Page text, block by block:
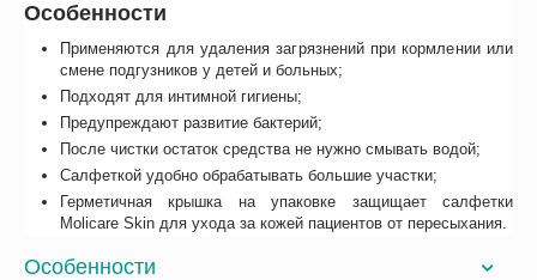
Особенности
Применяются для удаления загрязнений при кормлении или
смене подгузников у детей и больных;
Подходят для интимной гигиены;
Предупреждают развитие бактерий;
После чистки остаток средства не нужно смывать водой;
Салфеткой удобно обрабатывать большие участки;
Герметичная крышка на упаковке защищает салфетки
Molicare Skin для ухода за кожей пациентов от пересыхания.
Особенности